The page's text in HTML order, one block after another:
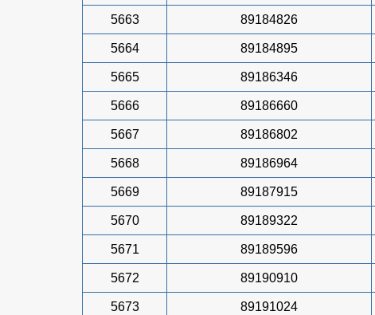
5663 89184826
5664 89184895
5665 89186346
5666 89186660
5667 89186802
5668 89186964
5669 89187915
5670 89189322
5671 89189596
5672 89190910
5673 89191024